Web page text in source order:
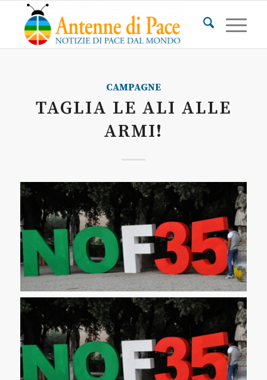
CAMPAGNE
TAGLIA LE ALI ALLE
ARMI!